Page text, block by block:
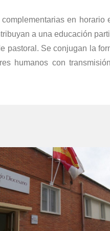
en horario
a una educación
pastoral. Se conjugan la
humanos con